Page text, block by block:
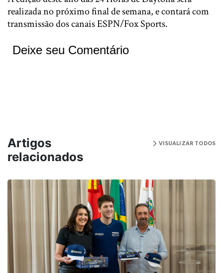
realizada no próximo final de semana, e contará com
transmissão dos canais ESPN/Fox Sports.
Deixe seu Comentário
Artigos
relacionados
VISUALIZAR TODOS